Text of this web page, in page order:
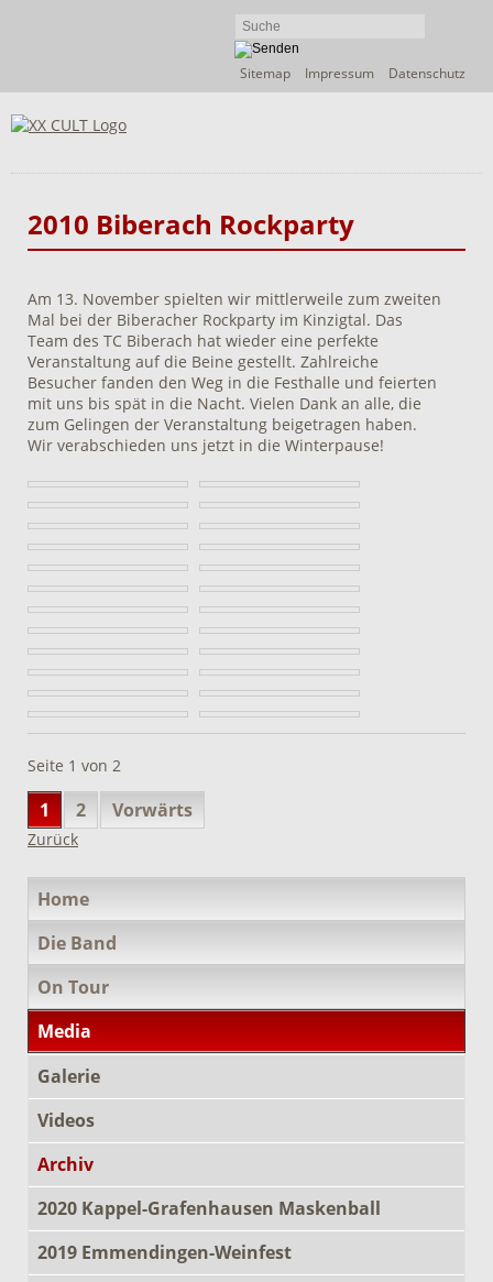
Navigation
Sitemap Impressum Datenschutz
2010 Biberach Rockparty
Am 13. November spielten wir mittlerweile zum zweiten
Mal bei der Biberacher Rockparty im Kinzigtal. Das
Team des TC Biberach hat wieder eine perfekte
Veranstaltung auf die Beine gestellt. Zahlreiche
Besucher fanden den Weg in die Festhalle und feierten
mit uns bis spät in die Nacht. Vielen Dank an alle, die
zum Gelingen der Veranstaltung beigetragen haben.
Wir verabschieden uns jetzt in die Winterpause!
Seite 1 von 2
1 2 Vorwärts
Zurück
überspringen
Home
Die Band
On Tour
Media
Galerie
Videos
Archiv
2020 Kappel-Grafenhausen Maskenball
2019 Emmendingen-Weinfest